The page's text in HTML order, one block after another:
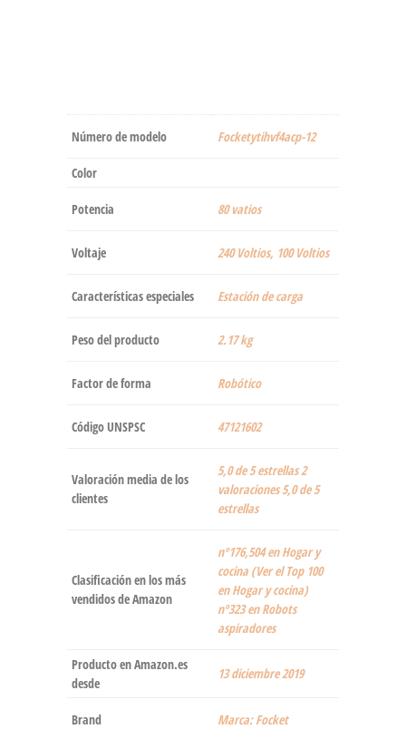
Número de modelo ‎Focketytihvf4acp-12
Color
Potencia ‎80 vatios
Voltaje ‎240 Voltios, 100 Voltios
Características especiales ‎Estación de carga
Peso del producto ‎2.17 kg
Factor de forma ‎Robótico
Código UNSPSC 47121602
Valoración media de los
clientes
5,0 de 5 estrellas 2
valoraciones 5,0 de 5
estrellas
Clasificación en los más
vendidos de Amazon
nº176,504 en Hogar y
cocina (Ver el Top 100
en Hogar y cocina)
nº323 en Robots
aspiradores
Producto en Amazon.es
desde
13 diciembre 2019
Brand Marca: Focket